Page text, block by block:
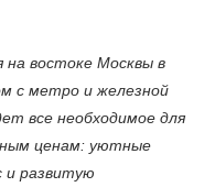
на востоке Москвы в
с метро и железной
все необходимое для
ценам: уютные
и развитую